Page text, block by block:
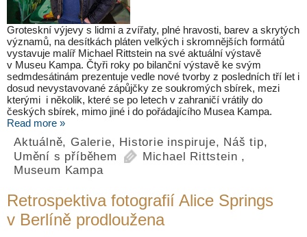
Groteskní výjevy s lidmi a zvířaty, plné hravosti, barev a skrytých
významů, na desítkách pláten velkých i skromnějších formátů
vystavuje malíř Michael Rittstein na své aktuální výstavě
v Museu Kampa. Čtyři roky po bilanční výstavě ke svým
sedmdesátinám prezentuje vedle nové tvorby z posledních tří let i
dosud nevystavované zápůjčky ze soukromých sbírek, mezi
kterými i několik, které se po letech v zahraničí vrátily do
českých sbírek, mimo jiné i do pořádajícího Musea Kampa.
Read more »
Aktuálně, Galerie, Historie inspiruje, Náš tip,
Umění s příběhem
Michael Rittstein ,
Museum Kampa
Retrospektiva fotografií Alice Springs
v Berlíně prodloužena